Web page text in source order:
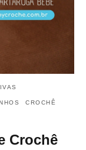
CROCHÊ
Crochê